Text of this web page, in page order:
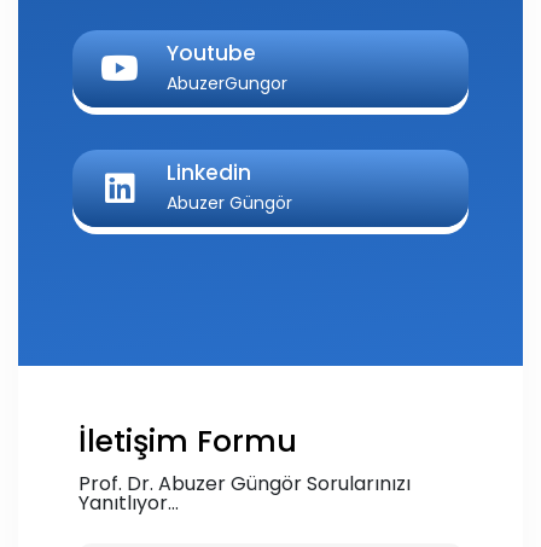
Youtube
AbuzerGungor
Linkedin
Abuzer Güngör
İletişim Formu
Prof. Dr. Abuzer Güngör Sorularınızı
Yanıtlıyor...